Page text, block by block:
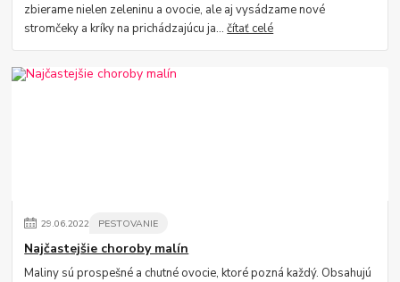
zbierame nielen zeleninu a ovocie, ale aj vysádzame nové
stromčeky a kríky na prichádzajúcu ja...čítať celé
29.06.2022 PESTOVANIE
Najčastejšie choroby malín
Maliny sú prospešné a chutné ovocie, ktoré pozná každý. Obsahujú